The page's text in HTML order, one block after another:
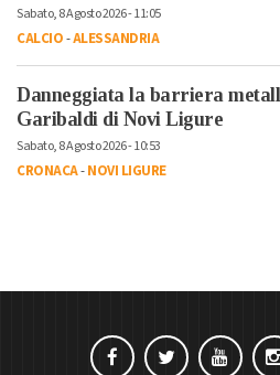
Sabato, 8 Agosto 2026 - 11:05
CALCIO-ALESSANDRIA
Danneggiata la barriera
Garibaldi di Novi Ligure
Sabato, 8 Agosto 2026 - 10:53
CRONACA-NOVI LIGURE